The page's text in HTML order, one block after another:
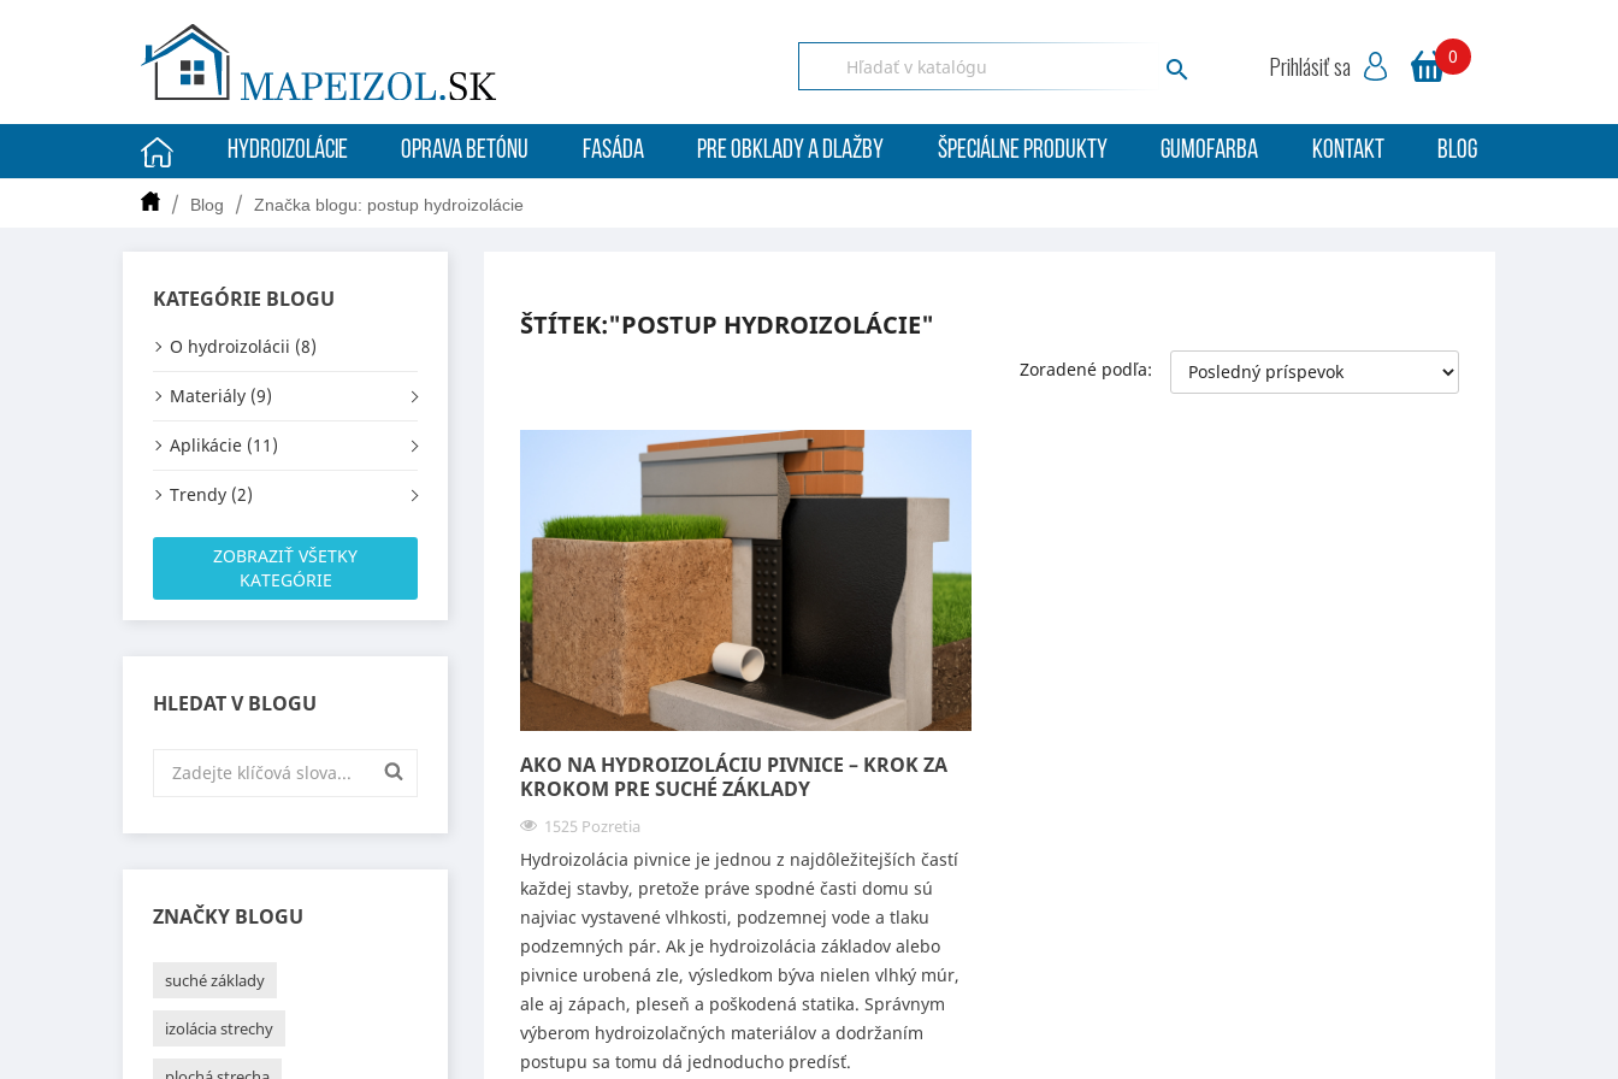
 Prihlásiť sa 0
HYDROIZOLÁCIE OPRAVA BETÓNU FASÁDA PRE OBKLADY A DLAŽBY ŠPECIÁLNE PRODUKTY GUMOFARBA KONTAKT BLOG
Blog Značka blogu: postup hydroizolácie
KATEGÓRIE BLOGU
O hydroizolácii (8)
Materiály (9)
Aplikácie (11)
Trendy (2)
ZOBRAZIŤ VŠETKY
KATEGÓRIE
HLEDAT V BLOGU
ZNAČKY BLOGU
suché základy
izolácia strechy
ŠTÍTEK:"POSTUP HYDROIZOLÁCIE"
Zoradené podľa:
AKO NA HYDROIZOLÁCIU PIVNICE – KROK ZA
KROKOM PRE SUCHÉ ZÁKLADY
1525 Pozretia
Hydroizolácia pivnice je jednou z najdôležitejších častí
každej stavby, pretože práve spodné časti domu sú
najviac vystavené vlhkosti, podzemnej vode a tlaku
podzemných pár. Ak je hydroizolácia základov alebo
pivnice urobená zle, výsledkom býva nielen vlhký múr,
ale aj zápach, pleseň a poškodená statika. Správnym
výberom hydroizolačných materiálov a dodržaním
postupu sa tomu dá jednoducho predísť.